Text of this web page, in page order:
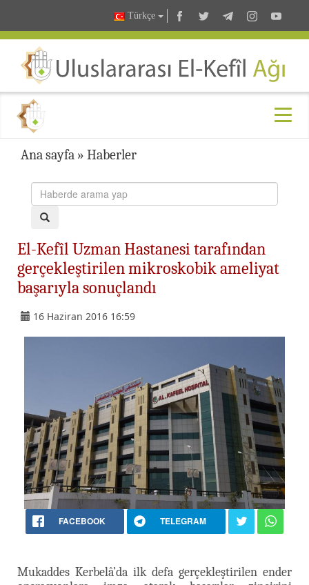
Türkçe
Ana sayfa » Haberler
El-Kefîl Uzman Hastanesi tarafından
gerçekleştirilen mikroskobik ameliyat
başarıyla sonuçlandı
16 Haziran 2016 16:59
FACEBOOK TELEGRAM
Mukaddes Kerbelâ’da ilk defa gerçekleştirilen ender